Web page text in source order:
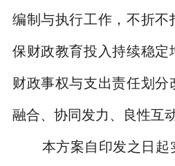
编制与执行工作，不折不
保财政教育投入持续稳定
财政事权与支出责任划分
融合、协同发力、良性互
本方案自印发之日